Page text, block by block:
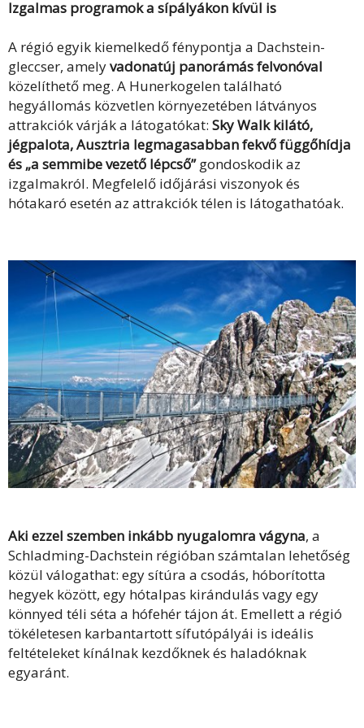
Izgalmas programok a sípályákon kívül is
A régió egyik kiemelkedő fénypontja a Dachstein-
gleccser, amelyvadonatúj panorámás felvonóval
közelíthető meg. A Hunerkogelen található
hegyállomás közvetlen környezetében látványos
attrakciók várják a látogatókat: Sky Walk kilátó,
jégpalota, Ausztria legmagasabban fekvő függőhídja
és „a semmibe vezető lépcső”gondoskodik az
izgalmakról. Megfelelő időjárási viszonyok és
hótakaró esetén az attrakciók télen is látogathatóak.
Aki ezzel szemben inkább nyugalomra vágyna, a
Schladming-Dachstein régióban számtalan lehetőség
közül válogathat: egy sítúra a csodás, hóborította
hegyek között, egy hótalpas kirándulás vagy egy
könnyed téli séta a hófehér tájon át. Emellett a régió
tökéletesen karbantartott sífutópályái is ideális
feltételeket kínálnak kezdőknek és haladóknak
egyaránt.